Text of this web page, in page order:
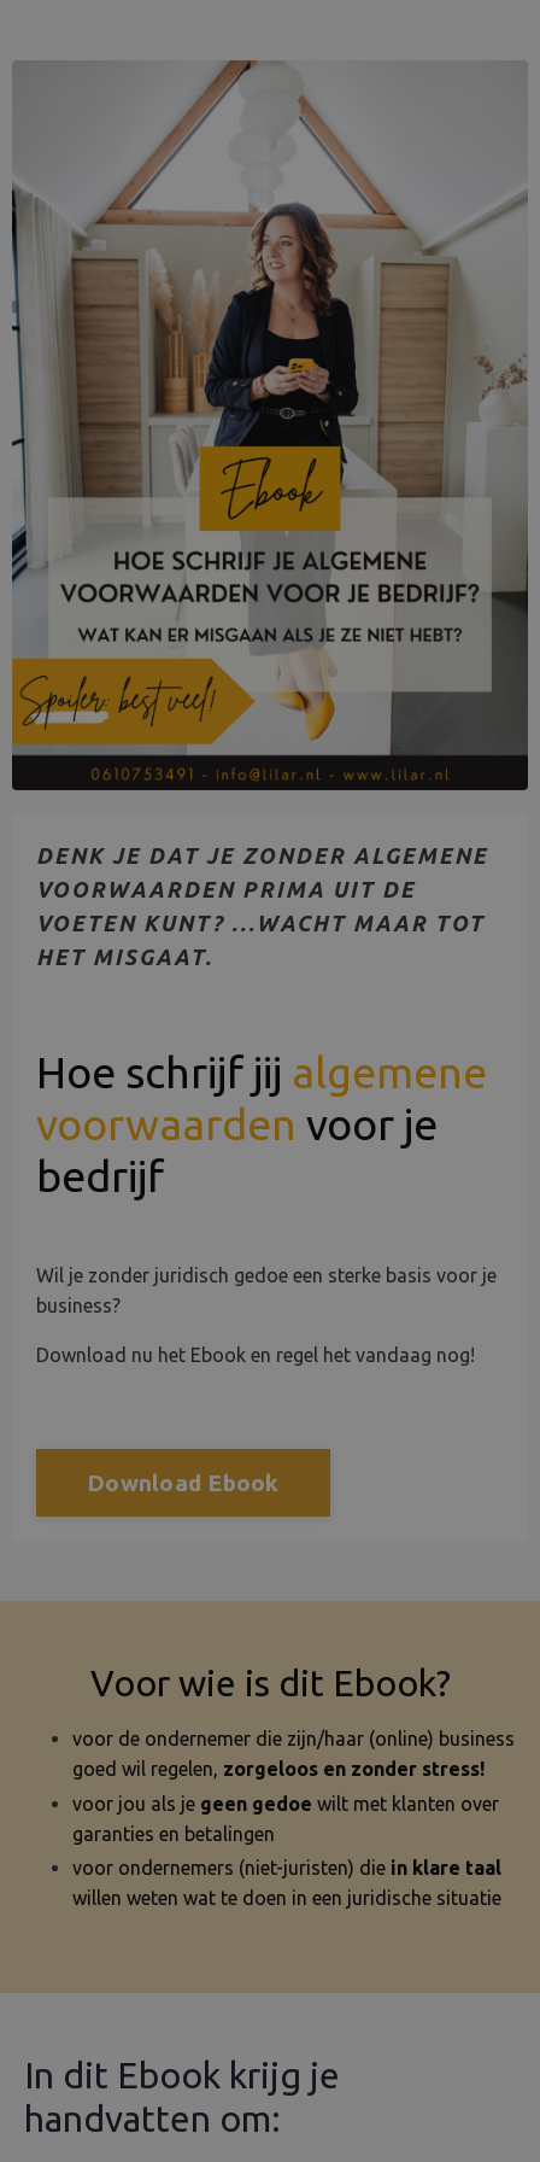
DENK JE DAT JE ZONDER ALGEMENE
VOORWAARDEN PRIMA UIT DE
VOETEN KUNT? ...WACHT MAAR TOT
HET MISGAAT.
Hoe schrijf jij algemene
voorwaarden voor je
bedrijf
Wil je zonder juridisch gedoe een sterke basis voor je
business?
Download nu het Ebook en regel het vandaag nog!
Download Ebook
Voor wie is dit Ebook?
voor de ondernemer die zijn/haar (online) business
goed wil regelen, zorgeloos en zonder stress!
voor jou als je geen gedoe wilt met klanten over
garanties en betalingen
voor ondernemers (niet-juristen) die in klare taal
willen weten wat te doen in een juridische situatie
In dit Ebook krijg je
handvatten om: